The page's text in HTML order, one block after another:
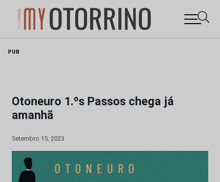
PUB
Otoneuro 1.ºs Passos chega já
amanhã
Setembro 15, 2023